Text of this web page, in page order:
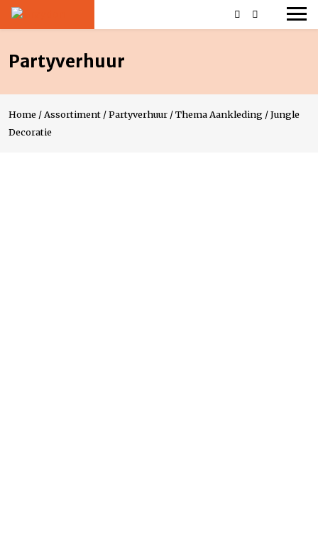
Partyverhuur
Home / Assortiment /Partyverhuur /Thema Aankleding /Jungle
Decoratie